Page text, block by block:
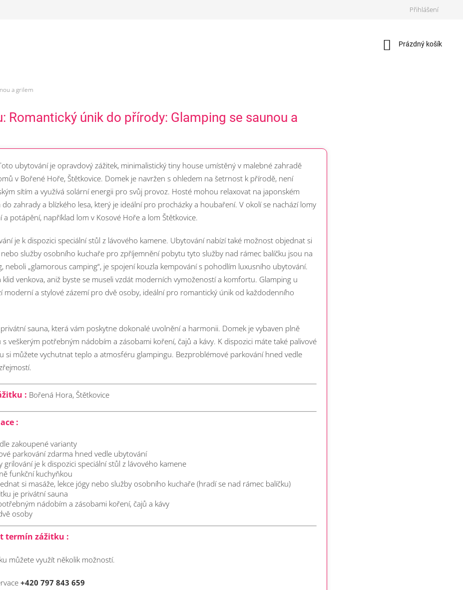
Přihlášení
Nákupní
Prázdný košík
a grilem
Romantický únik do přírody: Glamping se saunou a
ubytování je opravdový zážitek, minimalistický tiny house umístěný v malebné zahradě
v Bořené Hoře, Štětkovice. Domek je navržen s ohledem na šetrnost k přírodě, není
sítím a využívá solární energii pro svůj provoz. Hosté mohou relaxovat na japonském
zahrady a blízkého lesa, který je ideální pro procházky a houbaření. V okolí se nachází lomy
potápění, například lom v Kosové Hoře a lom Štětkovice.
je k dispozici speciální stůl z lávového kamene. Ubytování nabízí také možnost objednat si
nebo služby osobního kuchaře pro zpříjemnění pobytu tyto služby nad rámec balíčku jsou na
neboli „glamorous camping“, je spojení kouzla kempování s pohodlím luxusního ubytování.
venkova, aniž byste se museli vzdát moderních vymožeností a komfortu. Glamping u
moderní a stylové zázemí pro dvě osoby, ideální pro romantický únik od každodenního
sauna, která vám poskytne dokonalé uvolnění a harmonii. Domek je vybaven plně
veškerým potřebným nádobím a zásobami koření, čajů a kávy. K dispozici máte také palivové
si můžete vychutnat teplo a atmosféru glampingu. Bezproblémové parkování hned vedle
: Bořená Hora, Štětkovice
:
zakoupené varianty
parkování zdarma hned vedle ubytování
grilování je k dispozici speciální stůl z lávového kamene
funkční kuchyňkou
si masáže, lekce jógy nebo služby osobního kuchaře (hradí se nad rámec balíčku)
je privátní sauna
nádobím a zásobami koření, čajů a kávy
osoby
termín zážitku :
můžete využít několik možností.
+420 797 843 659